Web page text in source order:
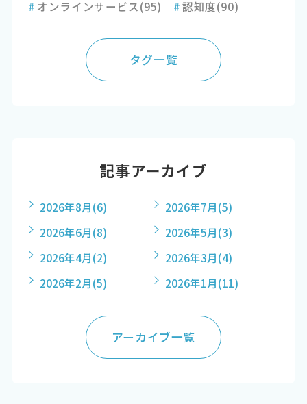
# オンラインサービス(95) #認知度(90)
タグ一覧
記事アーカイブ
2026年8月(6) 2026年7月(5)
2026年6月(8) 2026年5月(3)
2026年4月(2) 2026年3月(4)
2026年2月(5) 2026年1月(11)
アーカイブ一覧